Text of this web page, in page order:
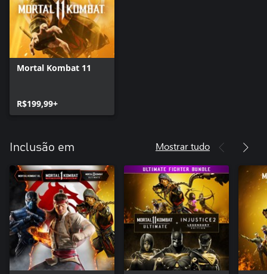
Mortal Kombat 11
R$199,99+
Inclusão em Mostrar tudo